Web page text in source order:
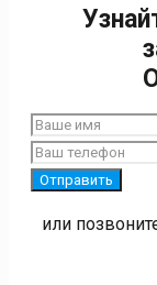
Отправить
или